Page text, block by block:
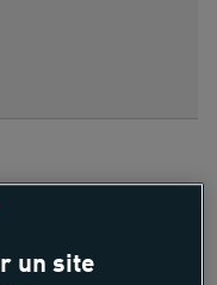
un site